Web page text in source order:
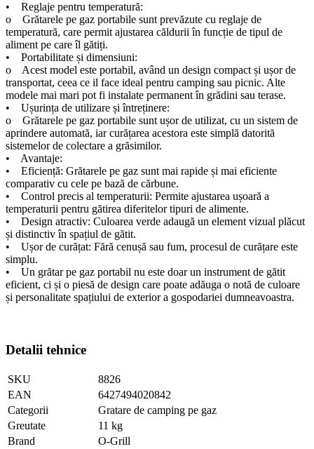
• Reglaje pentru temperatură:
o Grătarele pe gaz portabile sunt prevăzute cu reglaje de
temperatură, care permit ajustarea căldurii în funcție de tipul de
aliment pe care îl gătiți.
• Portabilitate și dimensiuni:
o Acest model este portabil, având un design compact și ușor de
transportat, ceea ce il face ideal pentru camping sau picnic. Alte
modele mai mari pot fi instalate permanent în grădini sau terase.
• Ușurința de utilizare și întreținere:
o Grătarele pe gaz portabile sunt ușor de utilizat, cu un sistem de
aprindere automată, iar curățarea acestora este simplă datorită
sistemelor de colectare a grăsimilor.
• Avantaje:
• Eficiență: Grătarele pe gaz sunt mai rapide și mai eficiente
comparativ cu cele pe bază de cărbune.
• Control precis al temperaturii: Permite ajustarea ușoară a
temperaturii pentru gătirea diferitelor tipuri de alimente.
• Design atractiv: Culoarea verde adaugă un element vizual plăcut
și distinctiv în spațiul de gătit.
• Ușor de curățat: Fără cenușă sau fum, procesul de curățare este
simplu.
• Un grătar pe gaz portabil nu este doar un instrument de gătit
eficient, ci și o piesă de design care poate adăuga o notă de culoare
și personalitate spațiului de exterior a gospodariei dumneavoastra.
Detalii tehnice
SKU
8826
EAN
6427494020842
Categorii
Gratare de camping pe gaz
Greutate
11 kg
Brand
O-Grill